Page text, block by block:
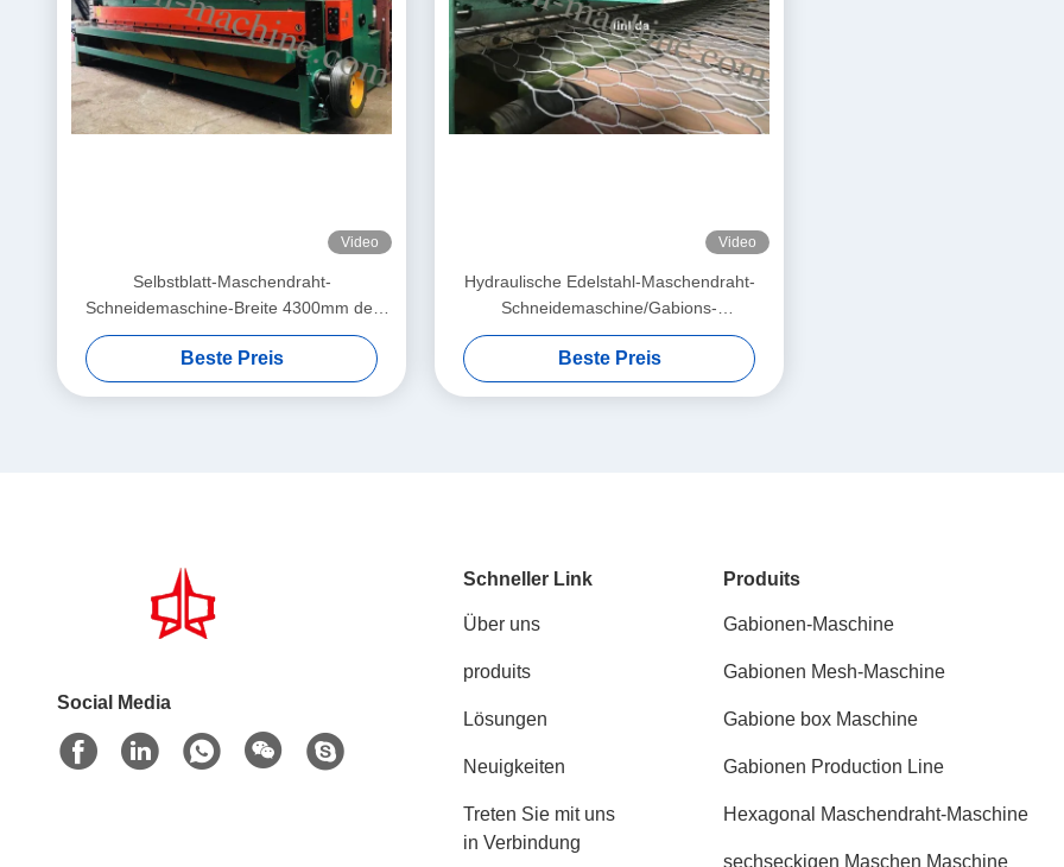
Video
Selbstblatt-Maschendraht-
Schneidemaschine-Breite 4300mm der
filetarbeits-7.5kw
Beste Preis
Video
Hydraulische Edelstahl-Maschendraht-
Schneidemaschine/Gabions-
Fertigungsstraße
Beste Preis
Social Media
Schneller Link
Über uns
produits
Lösungen
Neuigkeiten
Treten Sie mit uns
in Verbindung
Produits
Gabionen-Maschine
Gabionen Mesh-Maschine
Gabione box Maschine
Gabionen Production Line
Hexagonal Maschendraht-Maschine
sechseckigen Maschen Maschine